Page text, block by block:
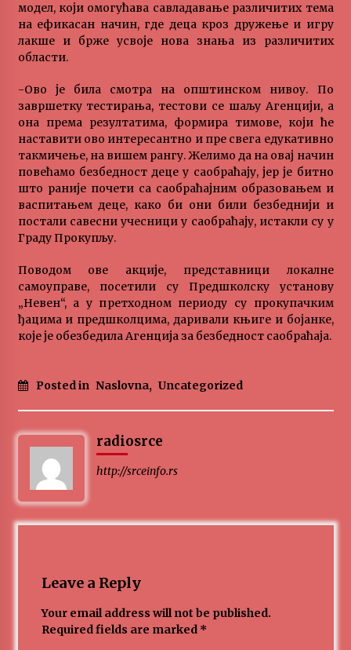
ОБАВЕШТЕЊЕ
5 months ago
Specijalna projekcija filma „Sportsko srce“ uz
gostovanje glumačke ekipe u Cineplexx Niš
bioskopu. Petak, 13, mart od 19.30 časova
5 months ago
модел, који омогућава савладавање различитих тема
на ефикасан начин, где деца кроз дружење и игру
лакше и брже усвоје нова знања из различитих
области.
-Ово је била смотра на општинском нивоу. По
завршетку тестирања, тестови се шаљу Агенцији, а
она према резултатима, формира тимове, који ће
наставити ово интересантно и пре свега едукативно
такмичење, на вишем рангу. Желимо да на овај начин
повећамо безбедност деце у саобраћају, јер је битно
што раније почети са саобраћајним образовањем и
васпитањем деце, како би они били безбеднији и
постали савесни учесници у саобраћају, истакли су у
Граду Прокупљу.
Поводом ове акције, представници локалне
самоуправе, посетили су Предшколску установу
„Невен“, а у претходном периоду су прокупачким
ђацима и предшколцима, даривали књиге и бојанке,
које је обезбедила Агенција за безбедност саобраћаја.
Posted in Naslovna, Uncategorized
radiosrce
http://srceinfo.rs
Leave a Reply
Your email address will not be published.
Required fields are marked *